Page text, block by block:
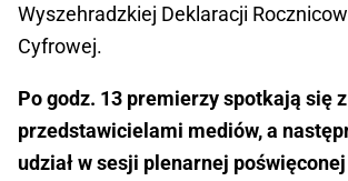
Wyszehradzkiej Deklaracji
Cyfrowej.
Po godz. 13 premierzy spotkają się z
przedstawicielami mediów, a
udział w sesji plenarnej